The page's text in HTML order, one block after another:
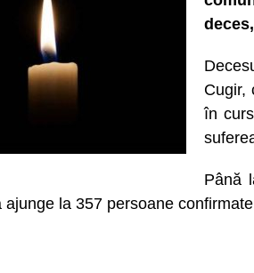
Cugir,
în
Până
ajunge la 357 persoane